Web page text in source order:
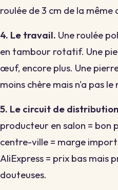
roulée de 3 cm de la même
4. Le travail. Une roulée
en tambour rotatif. Une
œuf, encore plus. Une
moins chère mais n'a pas le
5. Le circuit de
producteur en salon = bon
centre-ville = marge
AliExpress = prix bas mais
douteuses.